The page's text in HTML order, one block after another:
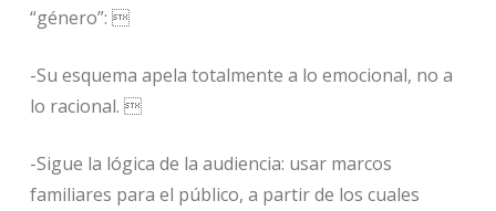
“género”: 
-Su esquema apela totalmente a lo emocional, no a
lo racional. 
-Sigue la lógica de la audiencia: usar marcos
familiares para el público, a partir de los cuales